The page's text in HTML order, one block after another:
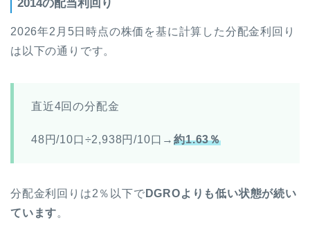
2014の配当利回り
2026年2月5日時点の株価を基に計算した分配金利回り
は以下の通りです。
直近4回の分配金
48円/10口÷2,938円/10口→約1.63％
分配金利回りは2％以下で DGROよりも低い状態が続い
ています。